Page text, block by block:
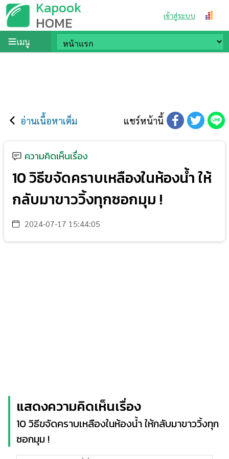
Kapook
HOME เข้าสู่ระบบ
เมนู
อ่านเนื้อหาเต็ม แชร์หน้านี้
ความคิดเห็นเรื่อง
10 วิธีขจัดคราบเหลืองในห้องน้ำ ให้
กลับมาขาววิ้งทุกซอกมุม !
2024-07-17 15:44:05
แสดงความคิดเห็นเรื่อง
10 วิธีขจัดคราบเหลืองในห้องน้ำ ให้กลับมาขาววิ้งทุก
ซอกมุม !